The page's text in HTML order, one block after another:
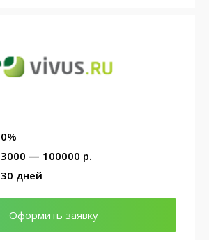
0%
3000 — 100000 р.
30 дней
Оформить заявку